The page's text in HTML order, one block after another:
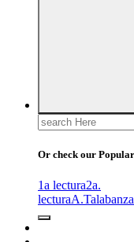
Search
for:
Or check our
1a lectura2a.
lecturaA.T